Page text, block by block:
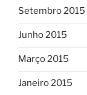
Setembro 2015
Junho 2015
Março 2015
Janeiro 2015